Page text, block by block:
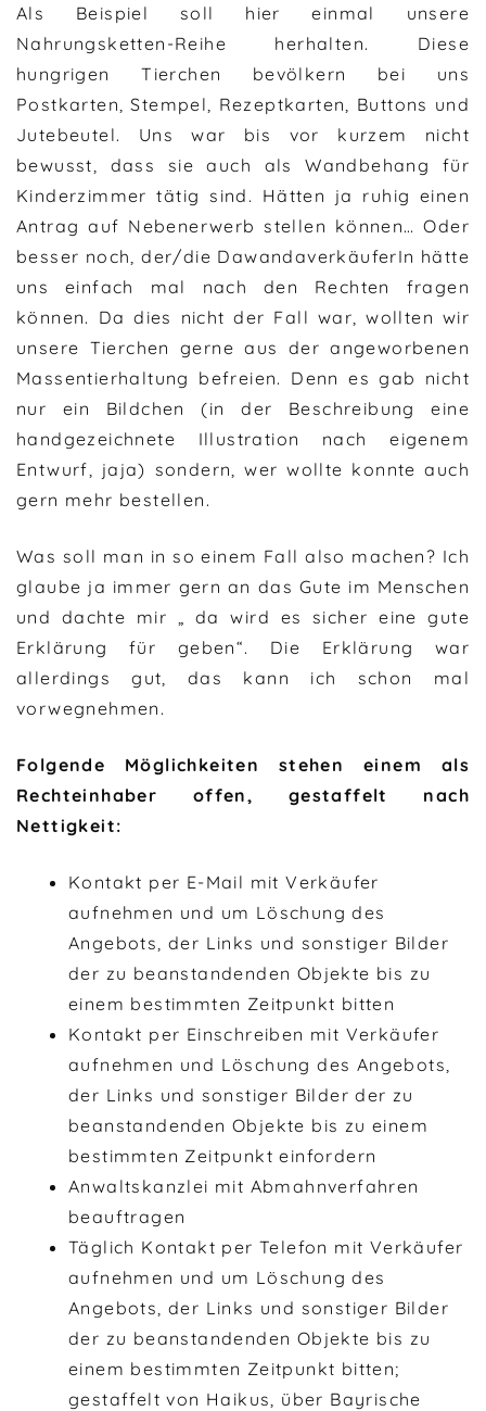
Als Beispiel soll hier einmal unsere
Nahrungsketten-Reihe herhalten. Diese
hungrigen Tierchen bevölkern bei uns
Postkarten, Stempel, Rezeptkarten, Buttons und
Jutebeutel. Uns war bis vor kurzem nicht
bewusst, dass sie auch als Wandbehang für
Kinderzimmer tätig sind. Hätten ja ruhig einen
Antrag auf Nebenerwerb stellen können… Oder
besser noch, der/die DawandaverkäuferIn hätte
uns einfach mal nach den Rechten fragen
können. Da dies nicht der Fall war, wollten wir
unsere Tierchen gerne aus der angeworbenen
Massentierhaltung befreien. Denn es gab nicht
nur ein Bildchen (in der Beschreibung eine
handgezeichnete Illustration nacheigenem
Entwurf, jaja) sondern, wer wollte konnte auch
gern mehr bestellen.
Was soll man in so einem Fall also machen? Ich
glaube ja immer gern an das Gute im Menschen
und dachte mir „ da wird es sicher eine gute
Erklärung für geben“. Die Erklärung war
allerdings gut, das kann ich schon mal
vorwegnehmen.
Folgende Möglichkeiten stehen einem als
Rechteinhaber offen, gestaffelt nach
Nettigkeit:
Kontakt per E-Mail mit Verkäufer
aufnehmen und um Löschung des
Angebots, der Links und sonstiger Bilder
der zu beanstandenden Objekte bis zu
einem bestimmten Zeitpunkt bitten
Kontakt per Einschreiben mit Verkäufer
aufnehmen und Löschung des Angebots,
der Links und sonstiger Bilder der zu
beanstandenden Objekte bis zu einem
bestimmten Zeitpunkt einfordern
Anwaltskanzlei mit Abmahnverfahren
beauftragen
Täglich Kontakt per Telefon mit Verkäufer
aufnehmen und um Löschung des
Angebots, der Links und sonstiger Bilder
der zu beanstandenden Objekte bis zu
einem bestimmten Zeitpunkt bitten;
gestaffelt von Haikus, über Bayrische